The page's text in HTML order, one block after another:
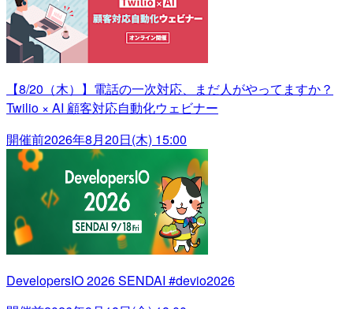
【8/20（木）】電話の一次対応、まだ人がやってますか？
Twilio × AI 顧客対応自動化ウェビナー
開催前2026年8月20日(木) 15:00
DevelopersIO 2026 SENDAI #devio2026